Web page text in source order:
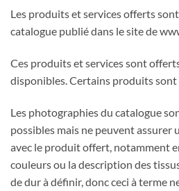
Les produits et services offerts
catalogue publié dans le site de
Ces produits et services sont
disponibles. Certains produits sont
Les photographies du catalogue
possibles mais ne peuvent
avec le produit offert, notamment
couleurs ou la description des
de dur à définir, donc ceci à terme